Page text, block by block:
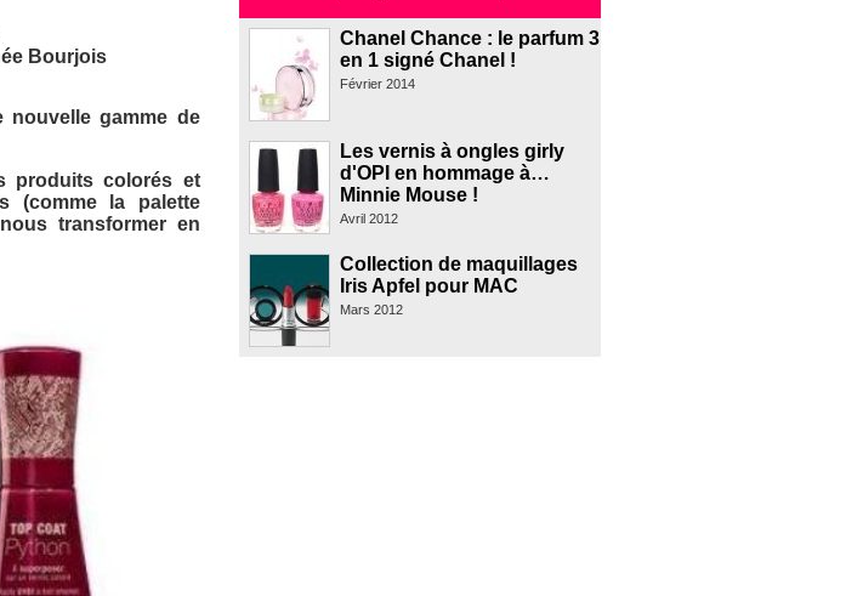
Bourjois
nouvelle gamme de
produits colorés et
(comme la palette
transformer en
Chanel Chance : le parfum 3
en 1 signé Chanel !
Février 2014
Les vernis à ongles girly
d'OPI en hommage à…
Minnie Mouse !
Avril 2012
Collection de maquillages
Iris Apfel pour MAC
Mars 2012